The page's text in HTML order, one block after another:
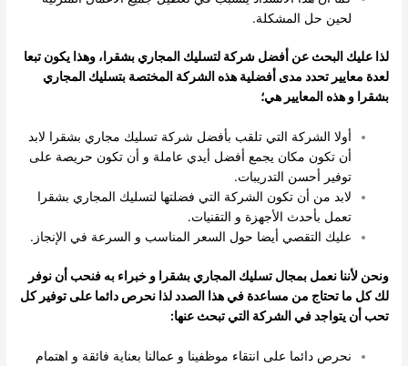
لحين حل المشكلة.
لذا عليك البحث عن أفضل شركة لتسليك المجاري بشقرا، وهذا يكون تبعا
لعدة معايير تحدد مدى أفضلية هذه الشركة المختصة بتسليك المجاري
بشقرا و هذه المعايير هي؛
أولا الشركة التي تلقب بأفضل شركة تسليك مجاري بشقرا لابد
أن تكون مكان يجمع أفضل أيدي عاملة و أن تكون حريصة على
توفير أحسن التدريبات.
لابد من أن تكون الشركة التي فضلتها لتسليك المجاري بشقرا
تعمل بأحدث الأجهزة و التقنيات.
عليك التقصي أيضا حول السعر المناسب و السرعة في الإنجاز.
ونحن لأننا نعمل بمجال تسليك المجاري بشقرا و خبراء به فنحب أن نوفر
لك كل ما تحتاج من مساعدة في هذا الصدد لذا نحرص دائما على توفير كل
تحب أن يتواجد في الشركة التي تبحث عنها:
نحرص دائما على انتقاء موظفينا و عمالنا بعناية فائقة و اهتمام